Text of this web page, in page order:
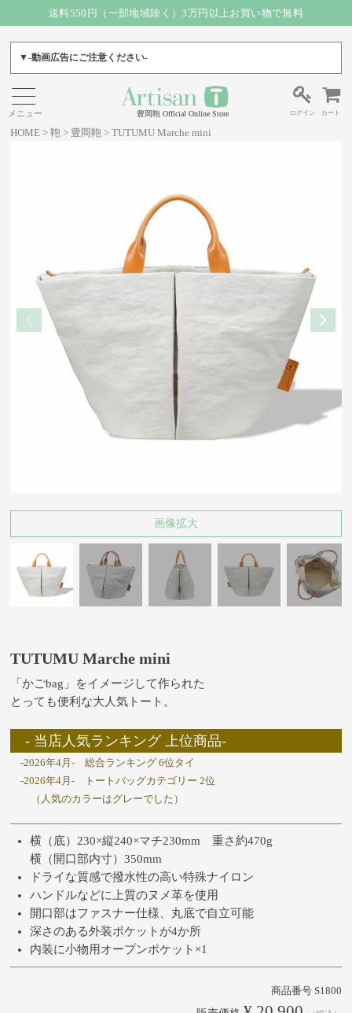
送料550円（一部地域除く）3万円以上お買い物で無料
▼-動画広告にご注意ください-
豊岡鞄 Official Online Store ログイン カート
HOME 鞄 豊岡鞄 TUTUMU Marche mini
画像拡大
TUTUMU Marche mini
「かごbag」をイメージして作られた
とっても便利な大人気トート。
- 当店人気ランキング 上位商品-
-2026年4月- 総合ランキング 6位タイ
-2026年4月- トートバッグカテゴリー 2位
（人気のカラーはグレーでした）
横（底）230×縦240×マチ230mm 重さ約470g
横（開口部内寸）350mm
ドライな質感で撥水性の高い特殊ナイロン
ハンドルなどに上質のヌメ革を使用
開口部はファスナー仕様、丸底で自立可能
深さのある外装ポケットが4か所
内装に小物用オープンポケット×1
商品番号 S1800